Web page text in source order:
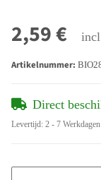
2,59 €
Artikelnummer:
Direct
Levertijd: 2 - 7 Werkdagen